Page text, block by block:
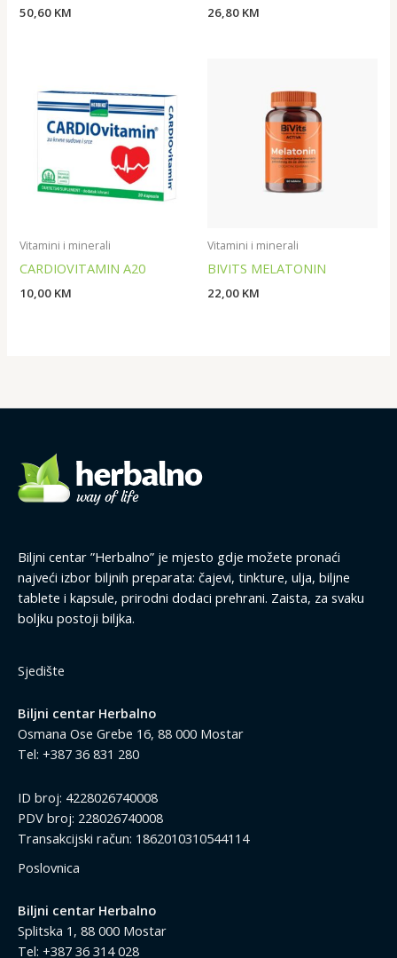
50,60 KM 26,80 KM
Vitamini i minerali
CARDIOVITAMIN A20
10,00 KM
Vitamini i minerali
BIVITS MELATONIN
22,00 KM
Biljni centar ”Herbalno” je mjesto gdje možete pronaći
najveći izbor biljnih preparata: čajevi, tinkture, ulja, biljne
tablete i kapsule, prirodni dodaci prehrani. Zaista, za svaku
boljku postoji biljka.
Sjedište
Biljni centar Herbalno
Osmana Ose Grebe 16, 88 000 Mostar
Tel: +387 36 831 280
ID broj: 4228026740008
PDV broj: 228026740008
Transakcijski račun: 1862010310544114
Poslovnica
Biljni centar Herbalno
Splitska 1, 88 000 Mostar
Tel: +387 36 314 028